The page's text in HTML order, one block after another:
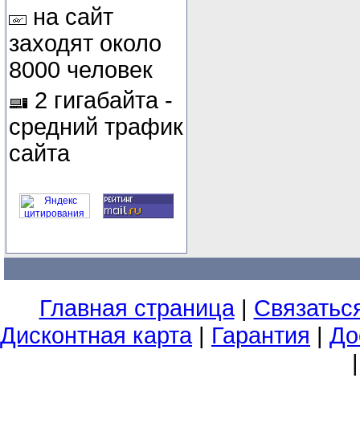
на сайт
заходят около
8000 человек
2 гигабайта -
средний трафик
сайта
Главная страница|
Дисконтная карта| Гарантия |